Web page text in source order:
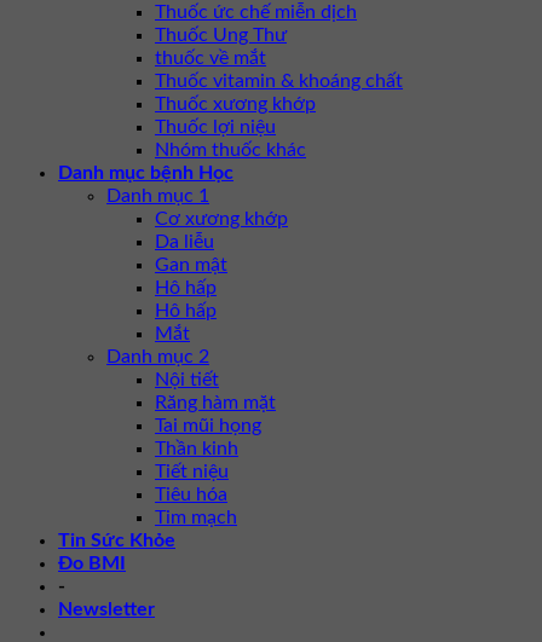
Thuốc ức chế miễn dịch
Thuốc Ung Thư
thuốc về mắt
Thuốc vitamin & khoáng chất
Thuốc xương khớp
Thuốc lợi niệu
Nhóm thuốc khác
Danh mục bệnh Học
Danh mục 1
Cơ xương khớp
Da liễu
Gan mật
Hô hấp
Hô hấp
Mắt
Danh mục 2
Nội tiết
Răng hàm mặt
Tai mũi họng
Thần kinh
Tiết niệu
Tiêu hóa
Tim mạch
Tin Sức Khỏe
Đo BMI
-
Newsletter